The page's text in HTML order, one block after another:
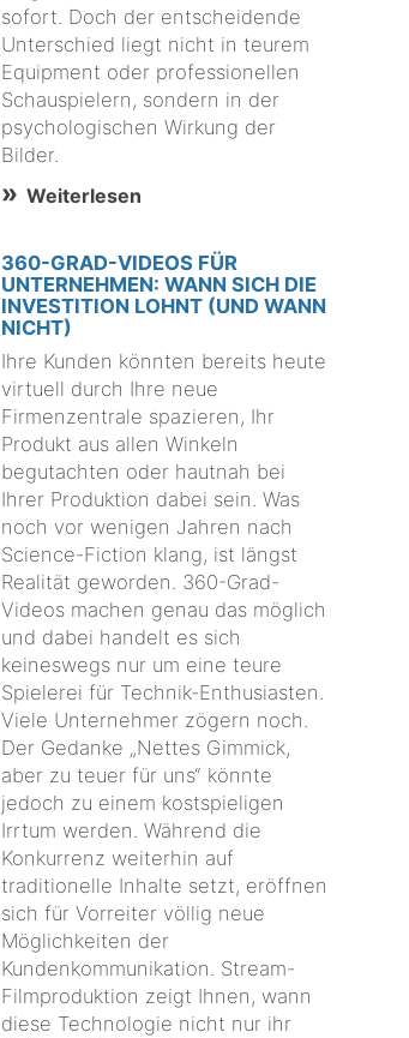
sofort. Doch der entscheidende
Unterschied liegt nicht in teurem
Equipment oder professionellen
Schauspielern, sondern in der
psychologischen Wirkung der
Bilder.
Weiterlesen
360-GRAD-VIDEOS FÜR
UNTERNEHMEN: WANN SICH DIE
INVESTITION LOHNT (UND WANN
NICHT)
Ihre Kunden könnten bereits heute
virtuell durch Ihre neue
Firmenzentrale spazieren, Ihr
Produkt aus allen Winkeln
begutachten oder hautnah bei
Ihrer Produktion dabei sein. Was
noch vor wenigen Jahren nach
Science-Fiction klang, ist längst
Realität geworden. 360-Grad-
Videos machen genau das möglich
und dabei handelt es sich
keineswegs nur um eine teure
Spielerei für Technik-Enthusiasten.
Viele Unternehmer zögern noch.
Der Gedanke „Nettes Gimmick,
aber zu teuer für uns“ könnte
jedoch zu einem kostspieligen
Irrtum werden. Während die
Konkurrenz weiterhin auf
traditionelle Inhalte setzt, eröffnen
sich für Vorreiter völlig neue
Möglichkeiten der
Kundenkommunikation. Stream-
Filmproduktion zeigt Ihnen, wann
diese Technologie nicht nur ihr